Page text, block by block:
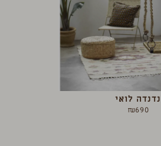
נדנדה לואי
₪690